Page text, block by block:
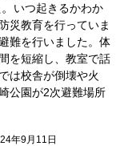
いつ起きるかわか
災教育を行っていま
難を行いました。体
を短縮し、教室で話
は校舎が倒壊や火
公園が2次避難場所
年9月11日